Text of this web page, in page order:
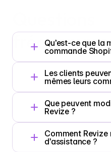
Qu’est-ce que la
commande
Les clients
mêmes leurs
Que peuvent
Revize ?
Comment
d’assistance ?